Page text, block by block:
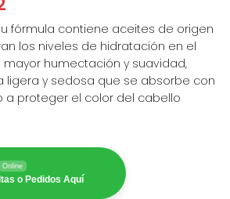
fórmula contiene aceites de origen
los niveles de hidratación en el
humectación y suavidad,
ligera y sedosa que se absorbe con
a proteger el color del cabello
Online
o Pedidos Aquí